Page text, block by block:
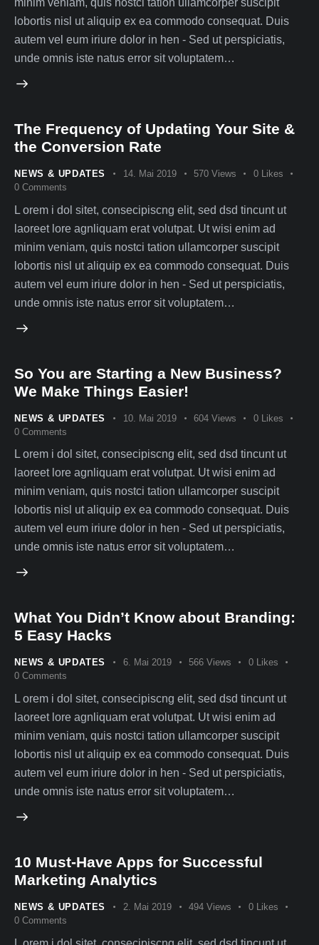
minim veniam, quis nostci tation ullamcorper suscipit
lobortis nisl ut aliquip ex ea commodo consequat. Duis
autem vel eum iriure dolor in hen - Sed ut perspiciatis,
unde omnis iste natus error sit voluptatem…
The Frequency of Updating Your Site &
the Conversion Rate
NEWS & UPDATES 14. Mai 2019 570 Views 0 Likes
0 Comments
L orem i dol sitet, consecipiscng elit, sed dsd tincunt ut
laoreet lore agnliquam erat volutpat. Ut wisi enim ad
minim veniam, quis nostci tation ullamcorper suscipit
lobortis nisl ut aliquip ex ea commodo consequat. Duis
autem vel eum iriure dolor in hen - Sed ut perspiciatis,
unde omnis iste natus error sit voluptatem…
So You are Starting a New Business?
We Make Things Easier!
NEWS & UPDATES 10. Mai 2019 604 Views 0 Likes
0 Comments
L orem i dol sitet, consecipiscng elit, sed dsd tincunt ut
laoreet lore agnliquam erat volutpat. Ut wisi enim ad
minim veniam, quis nostci tation ullamcorper suscipit
lobortis nisl ut aliquip ex ea commodo consequat. Duis
autem vel eum iriure dolor in hen - Sed ut perspiciatis,
unde omnis iste natus error sit voluptatem…
What You Didn’t Know about Branding:
5 Easy Hacks
NEWS & UPDATES 6. Mai 2019 566 Views 0 Likes
0 Comments
L orem i dol sitet, consecipiscng elit, sed dsd tincunt ut
laoreet lore agnliquam erat volutpat. Ut wisi enim ad
minim veniam, quis nostci tation ullamcorper suscipit
lobortis nisl ut aliquip ex ea commodo consequat. Duis
autem vel eum iriure dolor in hen - Sed ut perspiciatis,
unde omnis iste natus error sit voluptatem…
10 Must-Have Apps for Successful
Marketing Analytics
NEWS & UPDATES 2. Mai 2019 494 Views 0
Likes
0 Comments